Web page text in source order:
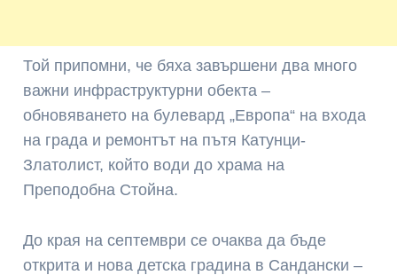
Той припомни, че бяха завършени два много
важни инфраструктурни обекта –
обновяването на булевард „Европа“ на входа
на града и ремонтът на пътя Катунци-
Златолист, който води до храма на
Преподобна Стойна.
До края на септември се очаква да бъде
открита и нова детска градина в Сандански –